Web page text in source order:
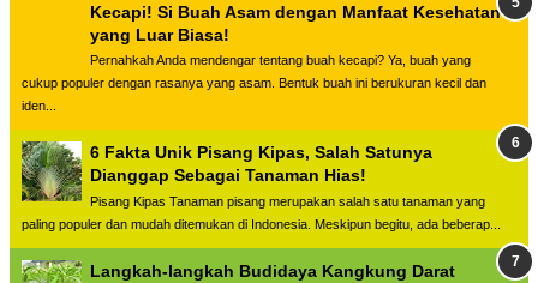
Kecapi! Si Buah Asam dengan Manfaat Kesehatan
yang Luar Biasa!
Pernahkah Anda mendengar tentang buah kecapi? Ya, buah yang
cukup populer dengan rasanya yang asam. Bentuk buah ini berukuran kecil dan
iden...
6 Fakta Unik Pisang Kipas, Salah Satunya
Dianggap Sebagai Tanaman Hias!
Pisang Kipas Tanaman pisang merupakan salah satu tanaman yang
paling populer dan mudah ditemukan di Indonesia. Meskipun begitu, ada beberap...
Langkah-langkah Budidaya Kangkung Darat